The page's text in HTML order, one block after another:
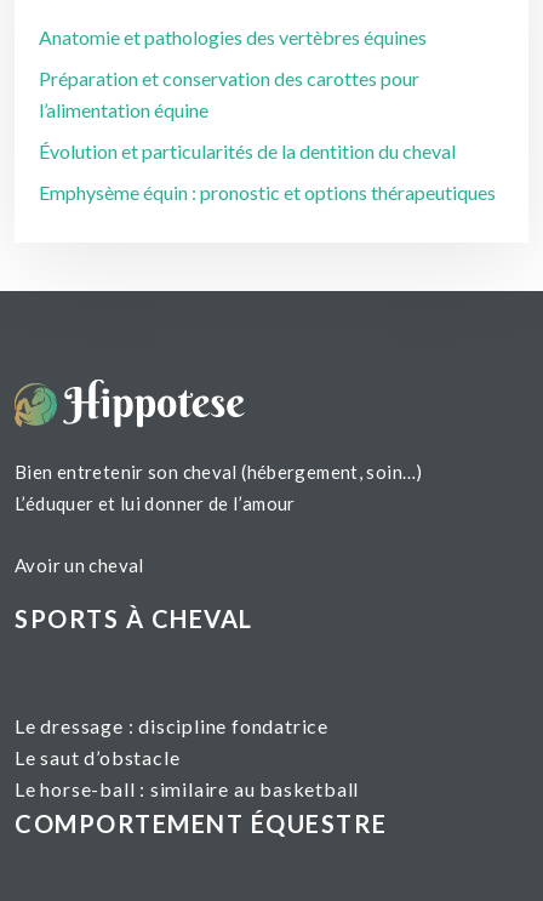
Anatomie et pathologies des vertèbres équines
Préparation et conservation des carottes pour
l’alimentation équine
Évolution et particularités de la dentition du cheval
Emphysème équin : pronostic et options thérapeutiques
Bien entretenir son cheval (hébergement, soin…)
L’éduquer et lui donner de l’amour
Avoir un cheval
SPORTS À CHEVAL
Le dressage :discipline fondatrice
Le saut d’obstacle
Le horse-ball : similaire au basketball
COMPORTEMENT ÉQUESTRE